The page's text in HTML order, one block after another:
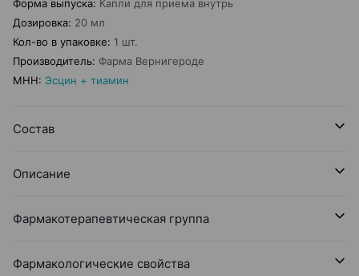
Форма выпуска: Капли для приема внутрь
Дозировка: 20 мл
Кол-во в упаковке: 1 шт.
Производитель: Фарма Вернигероде
МНН: Эсцин + тиамин
Состав
Описание
Фармакотерапевтическая группа
Фармакологические свойства